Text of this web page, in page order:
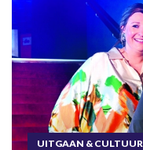
UITGAAN & CULTUUR